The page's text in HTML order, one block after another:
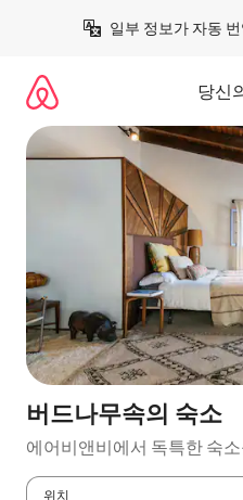
일부 정보가 자동
당신
버드나무속의 숙소
에어비앤비에서 독특한 숙
위치